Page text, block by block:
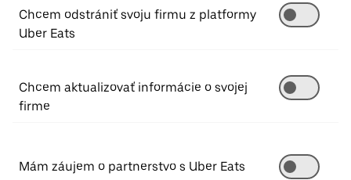
Chcem odstrániť svoju firmu z platformy
Uber Eats
Chcem aktualizovať informácie o svojej
firme
Mám záujem o partnerstvo s Uber Eats